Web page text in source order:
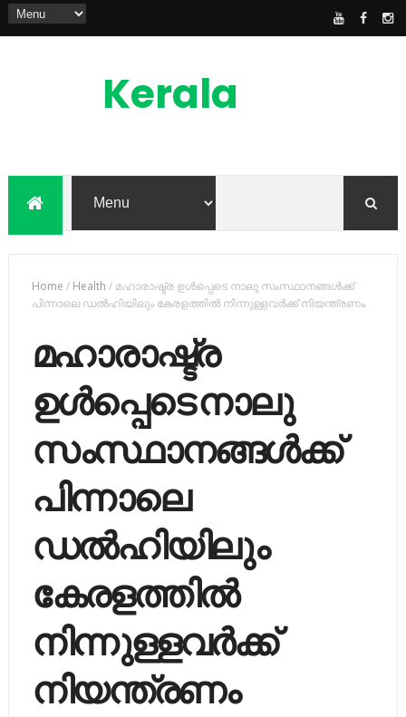
Kerala
Feed
Home / Health / മഹാരാഷ്ട്ര ഉള്‍പ്പെടെ നാലു സംസ്ഥാനങ്ങള്‍ക്ക്
പിന്നാലെ ഡല്‍ഹിയിലും കേരളത്തില്‍ നിന്നുള്ളവര്‍ക്ക് നിയന്ത്രണം
മഹാരാഷ്ട്ര
ഉള്‍പ്പെടെ നാലു
സംസ്ഥാനങ്ങള്‍ക്ക്
പിന്നാലെ
ഡല്‍ഹിയിലും
കേരളത്തില്‍
നിന്നുള്ളവര്‍ക്ക്
നിയന്ത്രണം